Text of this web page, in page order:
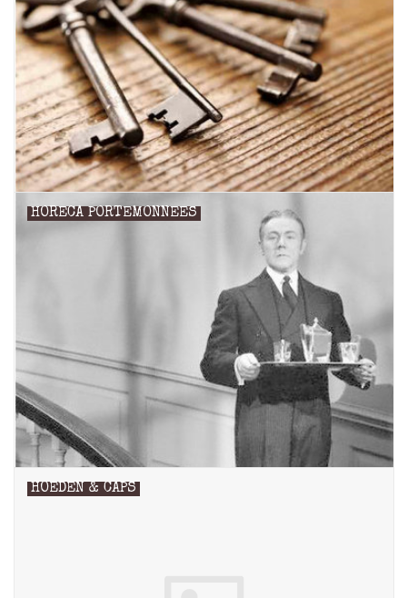
HORECA PORTEMONNEES
HOEDEN & CAPS